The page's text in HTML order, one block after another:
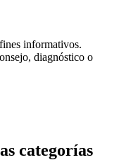
informativos.
diagnóstico o
categorías